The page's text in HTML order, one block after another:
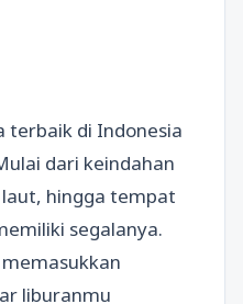
di Indonesia
dari keindahan
hingga tempat
segalanya.
liburanmu